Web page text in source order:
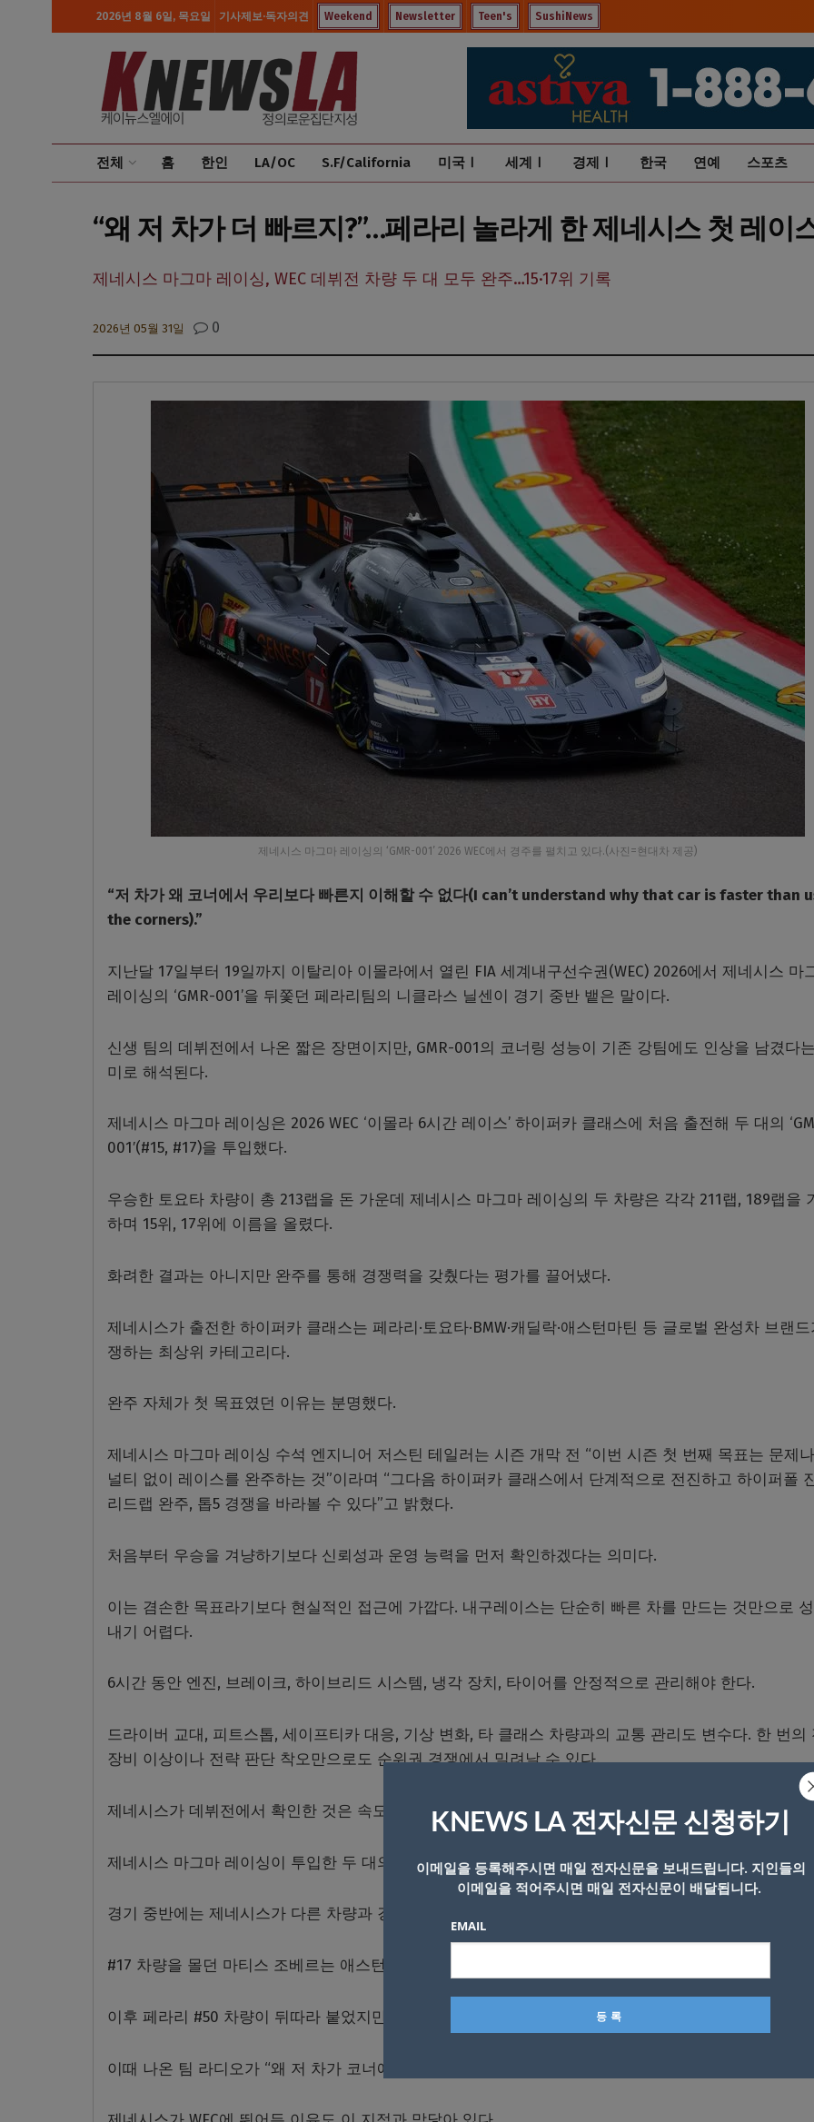
2026년 8월 6일, 목요일 기사제보·독자의견 Weekend Newsletter Teen's SushiNews
전체 홈 한인 LA/OC S.F/California 미국Ⅰ 세계Ⅰ 경제Ⅰ 한국 연예 스포츠
“왜 저 차가 더 빠르지?”…페라리 놀라게 한 제네시스 첫 레이
제네시스 마그마 레이싱, WEC 데뷔전 차량 두 대 모두 완주…15·17위 기록
2026년 05월 31일 0
제네시스 마그마 레이싱의 ‘GMR-001’ 2026 WEC에서 경주를 펼치고 있다.(사진=현대차 제공)
“저 차가 왜 코너에서 우리보다 빠른지 이해할 수 없다(I can’t understand why that car is faster than
the corners).”
지난달 17일부터 19일까지 이탈리아 이몰라에서 열린 FIA 세계내구선수권(WEC) 2026에서 제네시스 마
레이싱의 ‘GMR-001’을 뒤쫓던 페라리팀의 니클라스 닐센이 경기 중반 뱉은 말이다.
신생 팀의 데뷔전에서 나온 짧은 장면이지만, GMR-001의 코너링 성능이 기존 강팀에도 인상을 남겼다
미로 해석된다.
제네시스 마그마 레이싱은 2026 WEC ‘이몰라 6시간 레이스’ 하이퍼카 클래스에 처음 출전해 두 대의
001′(#15, #17)을 투입했다.
우승한 토요타 차량이 총 213랩을 돈 가운데 제네시스 마그마 레이싱의 두 차량은 각각 211랩, 189랩을
하며 15위, 17위에 이름을 올렸다.
화려한 결과는 아니지만 완주를 통해 경쟁력을 갖췄다는 평가를 끌어냈다.
제네시스가 출전한 하이퍼카 클래스는 페라리·토요타·BMW·캐딜락·애스턴마틴 등 글로벌 완성차 브랜
쟁하는 최상위 카테고리다.
완주 자체가 첫 목표였던 이유는 분명했다.
제네시스 마그마 레이싱 수석 엔지니어 저스틴 테일러는 시즌 개막 전 “이번 시즌 첫 번째 목표는 문제
널티 없이 레이스를 완주하는 것”이라며 “그다음 하이퍼카 클래스에서 단계적으로 전진하고 하이퍼폴
리드랩 완주, 톱5 경쟁을 바라볼 수 있다”고 밝혔다.
처음부터 우승을 겨냥하기보다 신뢰성과 운영 능력을 먼저 확인하겠다는 의미다.
이는 겸손한 목표라기보다 현실적인 접근에 가깝다. 내구레이스는 단순히 빠른 차를 만드는 것만으로
내기 어렵다.
6시간 동안 엔진, 브레이크, 하이브리드 시스템, 냉각 장치, 타이어를 안정적으로 관리해야 한다.
드라이버 교대, 피트스톱, 세이프티카 대응, 기상 변화, 타 클래스 차량과의 교통 관리도 변수다. 한 번의
장비 이상이나 전략 판단 착오만으로도 순위권 경쟁에서 밀려날 수 있다.
제네시스가 데뷔전에서 확인한 것은 속도보다 버티는 능력이었다.
제네시스 마그마 레이싱이 투입한 두 대의 차량이 모두 완주했다는 점에서 1차 목표는 통과한 것이다.
경기 중반에는 제네시스가 다른 차량과 경쟁하는 장면도 나왔다.
#17 차량을 몰던 마티스 조베르는 애스턴마틴 #009 차량을 추월했다.
이후 페라리 #50 차량이 뒤따라 붙었지만 코너 구간에서 제네시스 차량을 곧바로 제압하지 못했다.
이때 나온 팀 라디오가 “왜 저 차가 코너에서 우리보다 빠른지 이해할 수 없다”는 발언이었다.
KNEWS LA 전자신문 신청하기
이메일을 등록해주시면 매일 전자신문을 보내드립니다. 지인들의
이메일을 적어주시면 매일 전자신문이 배달됩니다.
EMAIL